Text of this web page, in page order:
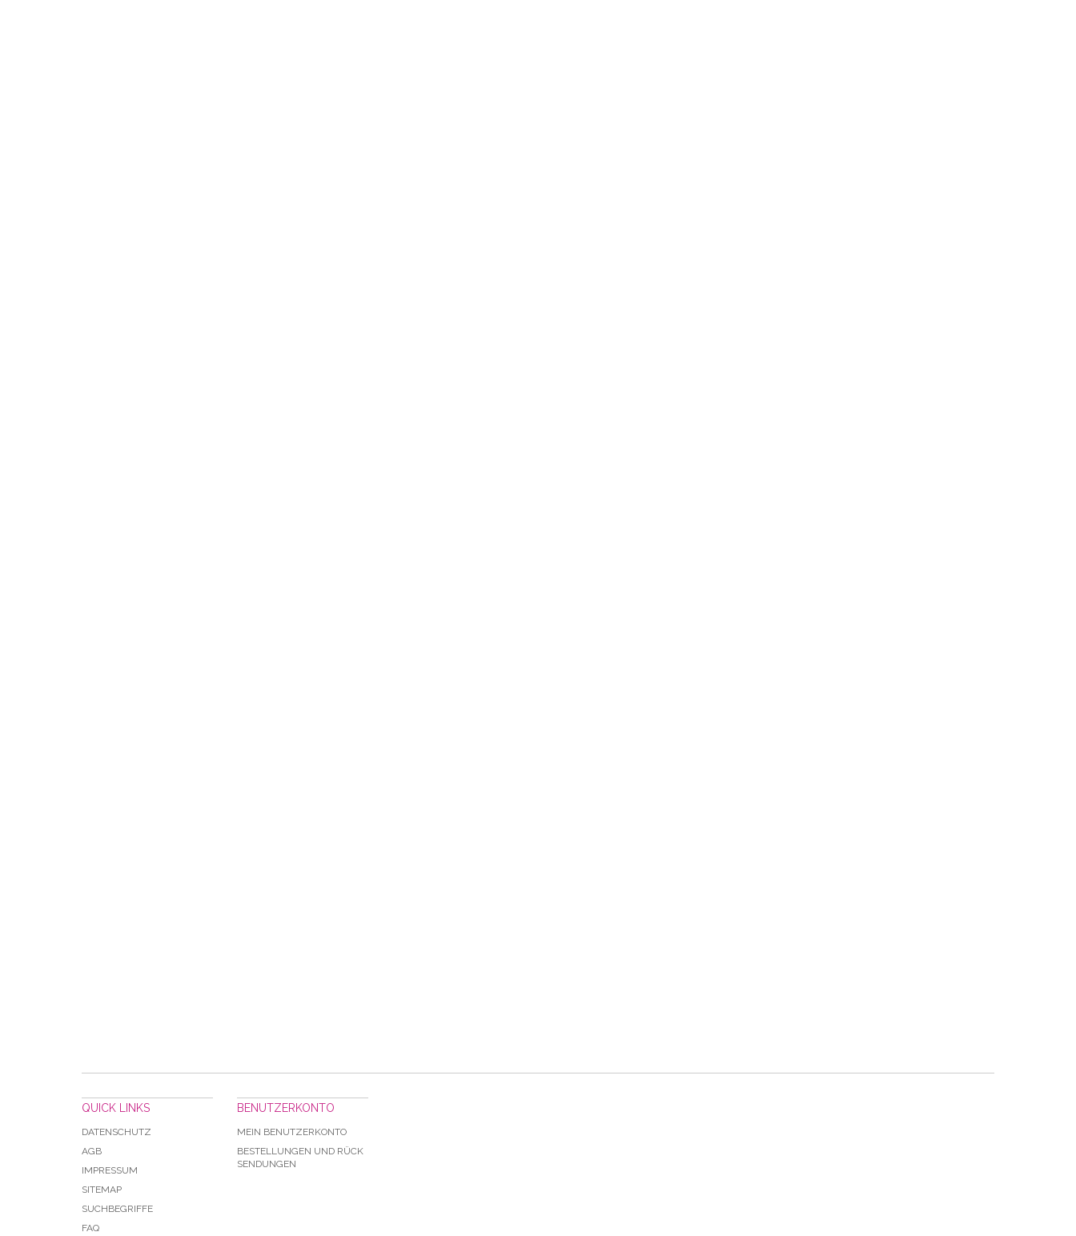
QUICK LINKS
DATENSCHUTZ
AGB
IMPRESSUM
SITEMAP
SUCHBEGRIFFE
FAQ
BENUTZERKONTO
MEIN BENUTZERKONTO
BESTELLUNGEN UND RÜCK
SENDUNGEN